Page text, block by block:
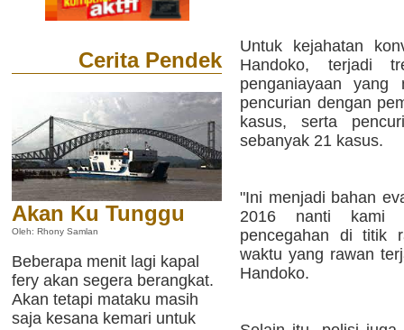
Cerita Pendek
Akan Ku Tunggu
Oleh: Rhony Samlan
Beberapa menit lagi kapal
fery akan segera berangkat.
Akan tetapi mataku masih
saja kesana kemari untuk
Untuk kejahatan
Handoko, terjadi
penganiayaan yang
pencurian dengan
kasus, serta
sebanyak 21 kasus.
"Ini menjadi bahan
2016 nanti kami
pencegahan di titik
waktu yang rawan
Handoko.